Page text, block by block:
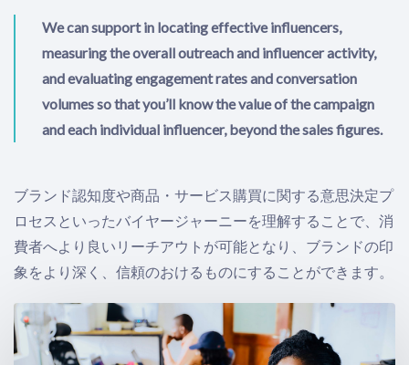
We can support in locating effective influencers,
measuring the overall outreach and influencer activity,
and evaluating engagement rates and conversation
volumes so that you’ll know the value of the campaign
and each individual influencer, beyond the sales figures.
ブランド認知度や商品・サービス購買に関する意思決定プ
ロセスといったバイヤージャーニーを理解することで、消
費者へより良いリーチアウトが可能となり、ブランドの印
象をより深く、信頼のおけるものにすることができます。